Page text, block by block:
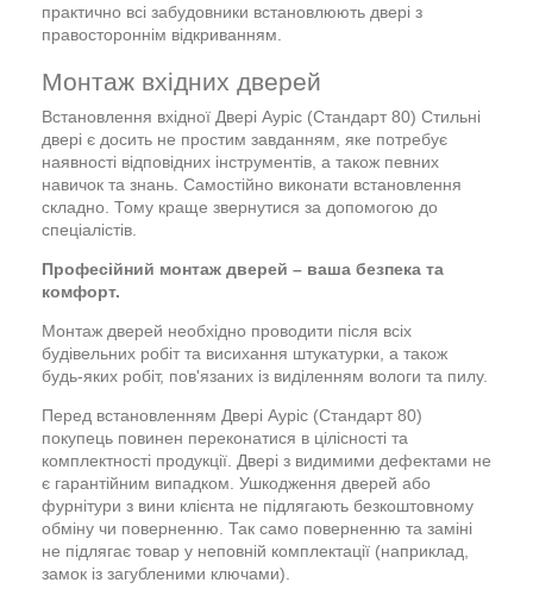
практично всі забудовники встановлюють двері з
правостороннім відкриванням.
Монтаж вхідних дверей
Встановлення вхідної Двері Ауріс (Стандарт 80) Стильні
двері є досить не простим завданням, яке потребує
наявності відповідних інструментів, а також певних
навичок та знань. Самостійно виконати встановлення
складно. Тому краще звернутися за допомогою до
спеціалістів.
Професійний монтаж дверей – ваша безпека та
комфорт.
Монтаж дверей необхідно проводити після всіх
будівельних робіт та висихання штукатурки, а також
будь-яких робіт, пов'язаних із виділенням вологи та пилу.
Перед встановленням Двері Ауріс (Стандарт 80)
покупець повинен переконатися в цілісності та
комплектності продукції. Двері з видимими дефектами не
є гарантійним випадком. Ушкодження дверей або
фурнітури з вини клієнта не підлягають безкоштовному
обміну чи поверненню. Так само поверненню та заміні
не підлягає товар у неповній комплектації (наприклад,
замок із загубленими ключами).